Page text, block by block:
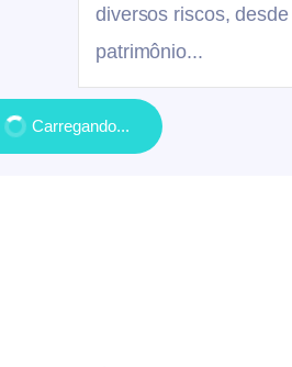
diversos riscos,
patrimônio...
Carregando...